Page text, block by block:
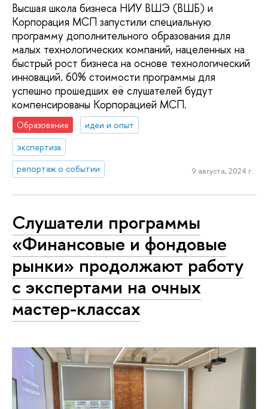
Высшая школа бизнеса НИУ ВШЭ (ВШБ) и
Корпорация МСП запустили специальную
программу дополнительного образования для
малых технологических компаний, нацеленных на
быстрый рост бизнеса на основе технологический
инноваций. 60% стоимости программы для
успешно прошедших её слушателей будут
компенсированы Корпорацией МСП.
Образование
идеи и опыт
экспертиза
репортаж о событии
9 августа, 2024 г.
Слушатели программы
«Финансовые и фондовые
рынки» продолжают работу
с экспертами на очных
мастер-классах